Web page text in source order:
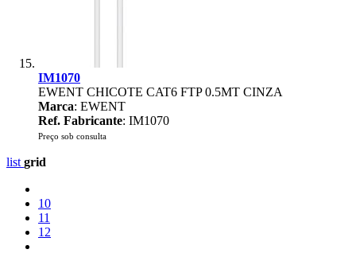
IM1070
EWENT CHICOTE CAT6 FTP 0.5MT CINZA
Marca: EWENT
Ref. Fabricante: IM1070
Preço sob consulta
list grid
10
11
12